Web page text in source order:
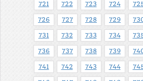
721 722 723 724
726 727 728 729
731 732 733 734
736 737 738 739
741 742 743 744